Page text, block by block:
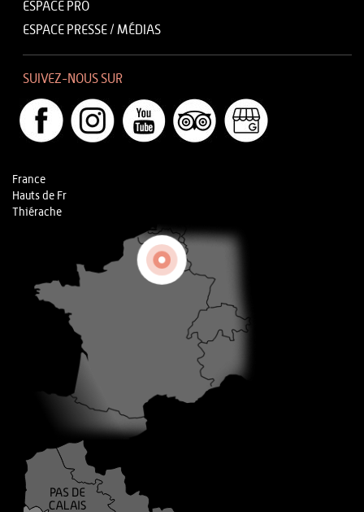
ESPACE PRO
ESPACE PRESSE / MÉDIAS
SUIVEZ-NOUS SUR
France
Hauts de Fr
Thiérache